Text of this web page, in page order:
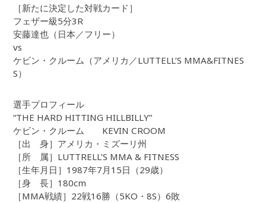
［新たに決定した対戦カード］
フェザー級5分3R
安藤達也（日本／フリー）
vs
ケビン・クルーム（アメリカ／LUTTELL’S MMA&FITNES
S）
選手プロフィール
“THE HARD HITTING HILLBILLY”
ケビン・クルーム KEVIN CROOM
［出 身］アメリカ・ミズーリ州
［所 属］LUTTRELL’S MMA & FITNESS
［生年月日］1987年7月15日（29歳）
［身 長］180cm
［MMA戦績］22戦16勝（5KO・8S）6敗